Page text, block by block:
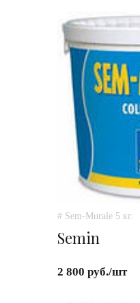
# Sem-Murale 5 кг.
Semin
2 800 руб./шт